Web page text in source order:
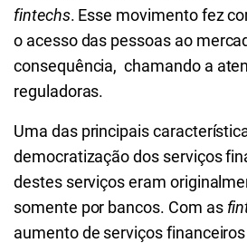
fintechs. Esse movimento fez
o acesso das pessoas ao
consequência, chamando a
reguladoras.
Uma das principais
democratização dos serviços
destes serviços eram
somente por bancos. Com as
aumento de serviços financeiros